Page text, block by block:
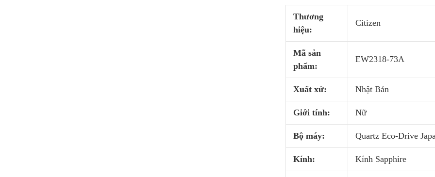
Thương
hiệu:
Citizen
Mã sản
phẩm:
EW2318-73A
Xuất xứ: Nhật Bản
Giới tính: Nữ
Bộ máy: Quartz Eco-Drive
Kính: Kính Sapphire